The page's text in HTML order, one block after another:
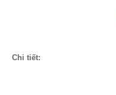
Chi tiết: